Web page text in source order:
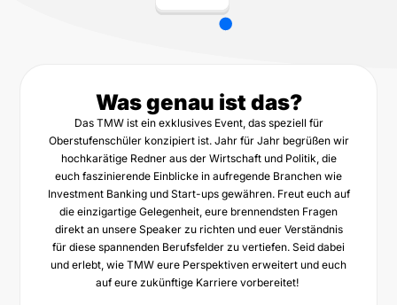
Was genau ist das?
Das TMW ist ein exklusives Event, das speziell für
Oberstufenschüler konzipiert ist. Jahr für Jahr begrüßen wir
hochkarätige Redner aus der Wirtschaft und Politik, die
euch faszinierende Einblicke in aufregende Branchen wie
Investment Banking und Start-ups gewähren. Freut euch auf
die einzigartige Gelegenheit, eure brennendsten Fragen
direkt an unsere Speaker zu richten und euer Verständnis
für diese spannenden Berufsfelder zu vertiefen. Seid dabei
und erlebt, wie TMW eure Perspektiven erweitert und euch
auf eure zukünftige Karriere vorbereitet!